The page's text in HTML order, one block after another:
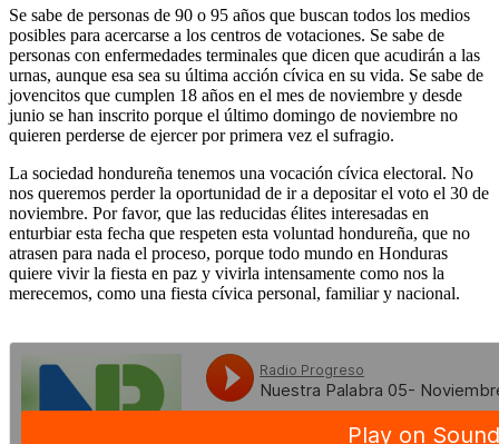
Se sabe de personas de 90 o 95 años que buscan todos los medios
posibles para acercarse a los centros de votaciones. Se sabe de
personas con enfermedades terminales que dicen que acudirán a las
urnas, aunque esa sea su última acción cívica en su vida. Se sabe de
jovencitos que cumplen 18 años en el mes de noviembre y desde
junio se han inscrito porque el último domingo de noviembre no
quieren perderse de ejercer por primera vez el sufragio.
La sociedad hondureña tenemos una vocación cívica electoral. No
nos queremos perder la oportunidad de ir a depositar el voto el 30 de
noviembre. Por favor, que las reducidas élites interesadas en
enturbiar esta fecha que respeten esta voluntad hondureña, que no
atrasen para nada el proceso, porque todo mundo en Honduras
quiere vivir la fiesta en paz y vivirla intensamente como nos la
merecemos, como una fiesta cívica personal, familiar y nacional.